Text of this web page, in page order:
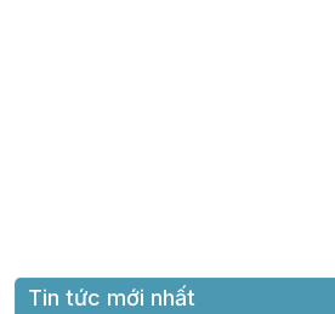
Tin tức mới nhất